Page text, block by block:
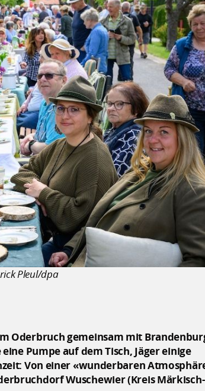
Pleul/dpa
Oderbruch gemeinsam mit
Pumpe auf dem Tisch, Jäger einige
Von einer «wunderbaren
Wuschewier (Kreis Märkisch-